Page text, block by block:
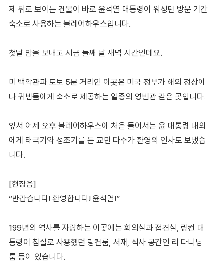
제 뒤로 보이는 건물이 바로 윤석열 대통령이 워싱턴 방문 기간
숙소로 사용하는 블레어하우스입니다.
첫날 밤을 보내고 지금 둘째 날 새벽 시간인데요.
미 백악관과 도보 5분 거리인 이곳은 미국 정부가 해외 정상이
나 귀빈들에게 숙소로 제공하는 일종의 영빈관 같은 곳입니다.
앞서 어제 오후 블레어하우스에 처음 들어서는 윤 대통령 내외
에게 태극기와 성조기를 든 교민 다수가 환영의 인사도 보냈습
니다.
[현장음]
“반갑습니다! 환영합니다! 윤석열!”
199년의 역사를 자랑하는 이곳에는 회의실과 접견실, 링컨 대
통령이 침실로 사용했던 링컨룸, 서재, 식사 공간인 리 다니닝
룸 등이 있습니다.